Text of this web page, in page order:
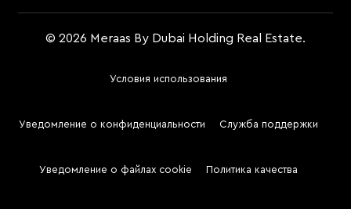
© 2026 Meraas By Dubai Holding Real Estate.
Two
Условия использования
Уведомление о конфиденциальности Служба поддержки
Уведомление о файлах cookie Политика качества